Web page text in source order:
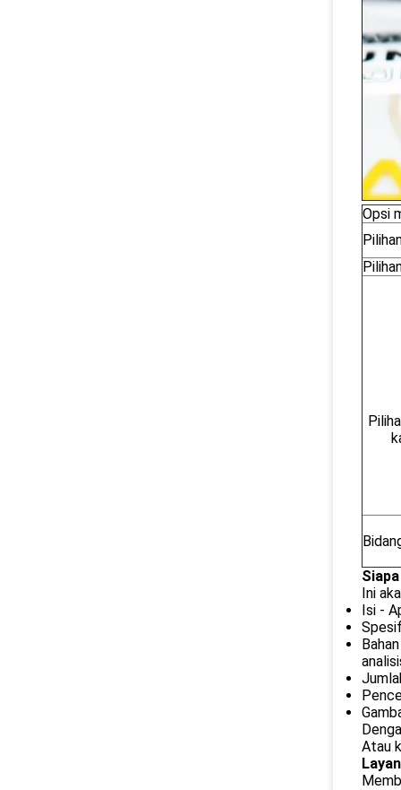
Opsi
Ini
Isi -
Atau